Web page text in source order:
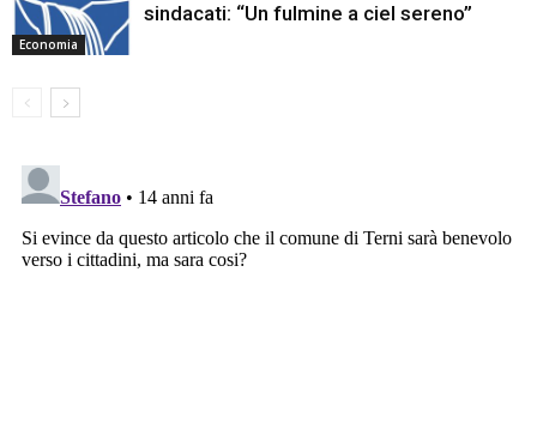
Economia
sindacati: “Un fulmine a ciel sereno”